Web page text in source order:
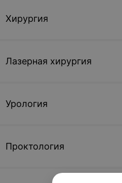
Хирургия
Лазерная хирургия
Урология
Проктология